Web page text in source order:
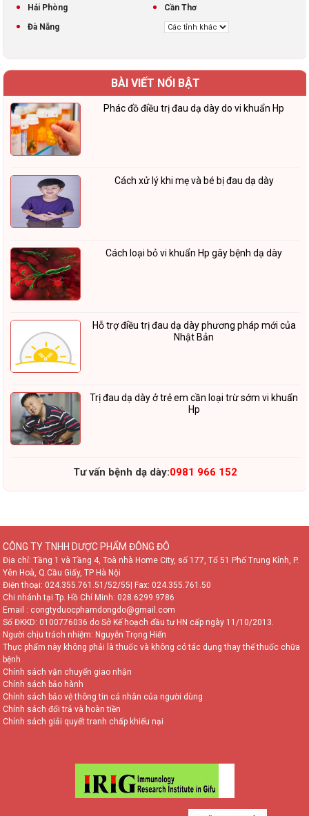
Hải Phòng
Cần Thơ
Đà Nẵng
BÀI VIẾT NỔI BẬT
Phác đồ điều trị đau dạ dày do vi khuẩn Hp
Cách xử lý khi mẹ và bé bị đau dạ dày
Cách loại bỏ vi khuẩn Hp gây bệnh dạ dày
Hỗ trợ điều trị đau dạ dày phương pháp mới của
Nhật Bản
Trị đau dạ dày ở trẻ em cần loại trừ sớm vi khuẩn
Hp
Tư vấn bệnh dạ dày:0981 966 152
CÔNG TY TNHH DƯỢC PHẨM ĐÔNG ĐÔ
Địa chỉ: Tầng 1 và Tầng 4, Toà nhà Home City, số 177, Tổ 51 Phố Trung Kính, P.
Yên Hoà, Q.Cầu Giấy, TP Hà Nội
Điện thoại: 024.355.761.51/52/55
| Fax: 024.355.761.50
Chi nhánh tại Tp. Hồ Chí Minh: 028.6299.9786
Email : congtyduocphamdongdo@gmail.com
Số ĐKKD: 0100776036 do Sở Kế hoạch đầu tư HN cấp ngày 11/10/2013.
Người chịu trách nhiệm: Nguyễn Trọng Hiển
Thực phẩm này không phải là thuốc và không có tác dụng thay thế thuốc chữa
bệnh
Chính sách vận chuyển giao nhận
Chính sách bảo hành
Chính sách bảo vệ thông tin cá nhân của người dùng
Chính sách đổi trả và hoàn tiền
Chính sách giải quyết tranh chấp khiếu nại
TƯ VẤN TRỰC TUYẾN
Vui lòng đặt câu hỏi hoặc gọi tới số